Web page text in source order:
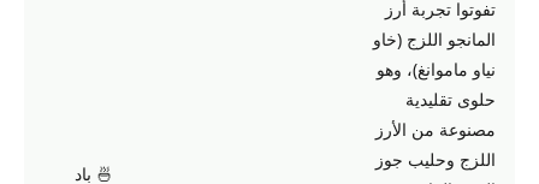
تفوتوا تجربة أرز
المانجو اللزج (خاو
نياو ماموانغ)، وهو
حلوى تقليدية
مصنوعة من الأرز
اللزج وحليب جوز
🍜 باد